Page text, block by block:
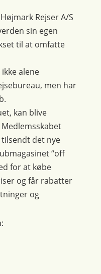
Rejser A/S
sin egen
til at omfatte
alene
men har
kan blive
det nye
“off
for at købe
og får rabatter
og